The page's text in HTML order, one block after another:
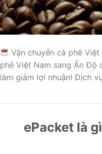
Vận chuyển cà phê
phê Việt Nam sang Ấn Độ
làm giảm lợi nhuận! Dịch
ePacket là